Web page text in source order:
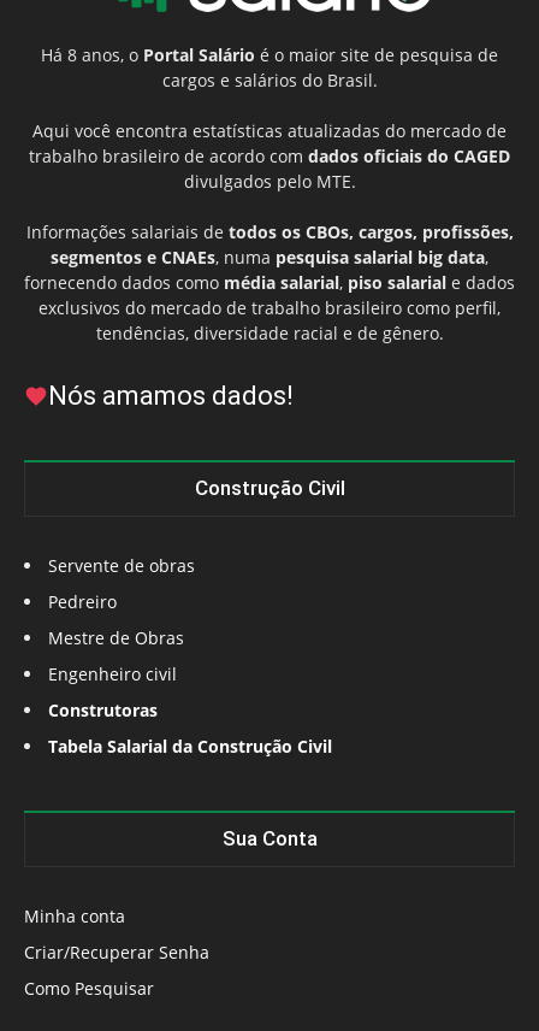
Há 8 anos, o Portal Salário é o maior site de pesquisa de
cargos e salários do Brasil.
Aqui você encontra estatísticas atualizadas do mercado de
trabalho brasileiro de acordo com dados oficiais do CAGED
divulgados pelo MTE.
Informações salariais de todos os CBOs, cargos, profissões,
segmentos e CNAEs, numa pesquisa salarial big data,
fornecendo dados como média salarial, piso salarial e dados
exclusivos do mercado de trabalho brasileiro como perfil,
tendências, diversidade racial e de gênero.
Nós amamos dados!
Construção Civil
Servente de obras
Pedreiro
Mestre de Obras
Engenheiro civil
Construtoras
Tabela Salarial da Construção Civil
Sua Conta
Minha conta
Criar/Recuperar Senha
Como Pesquisar